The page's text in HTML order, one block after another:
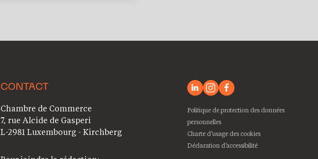
CONTACT
Chambre de Commerce
7, rue Alcide de Gasperi
L-2981 Luxembourg - Kirchberg
Politique de protection des données
personnelles
Charte d’usage des cookies
Déclaration d’accessibilité